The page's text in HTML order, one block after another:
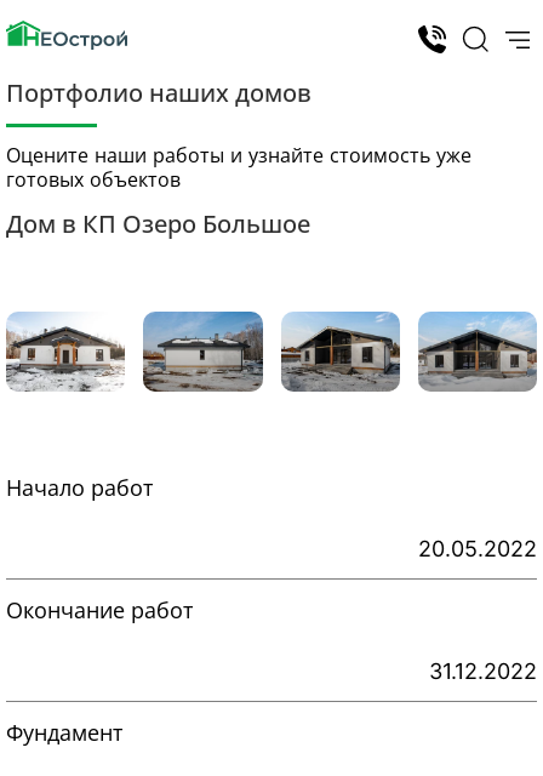
Портфолио наших домов
Оцените наши работы и узнайте стоимость уже
готовых объектов
Дом в КП Озеро Большое
Начало работ
20.05.2022
Окончание работ
31.12.2022
Фундамент